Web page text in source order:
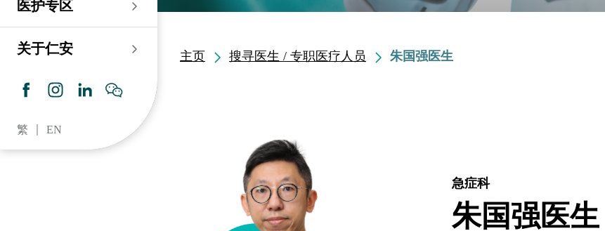
老人科
血液及血液肿瘤科
耳鼻喉科
儿科
心理卫生服务 / 精神科
伤口及造口专科护理服
药房​
内分泌及糖尿专科诊
仁安眼科中心
医护专区
关于仁安
繁 EN
主页 搜寻医生 / 专职医疗人员 朱国强医生
急症科
朱国强医生